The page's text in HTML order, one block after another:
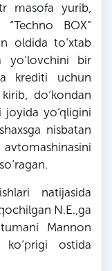
masofa yurib,
BOX”
oldida to‘xtab
yo‘lovchini bir
krediti uchun
do‘kondan
yo‘qligini
nisbatan
natijasida
N.E.,ga
Mannon
ko‘prigi ostida